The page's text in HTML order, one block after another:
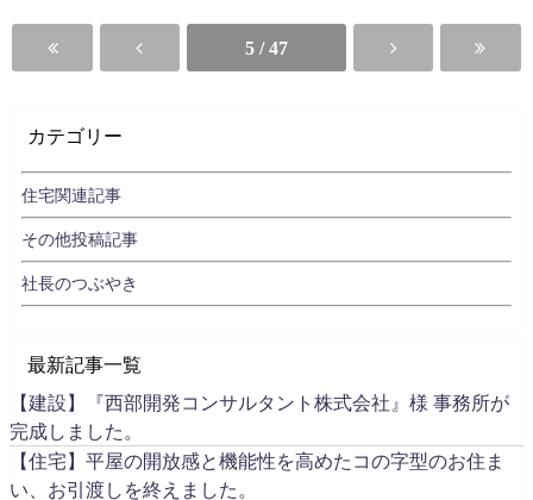
5 / 47
カテゴリー
住宅関連記事
その他投稿記事
社長のつぶやき
最新記事一覧
【建設】『西部開発コンサルタント株式会社』様 事務所が
完成しました。
【住宅】平屋の開放感と機能性を高めたコの字型のお住ま
い、お引渡しを終えました。